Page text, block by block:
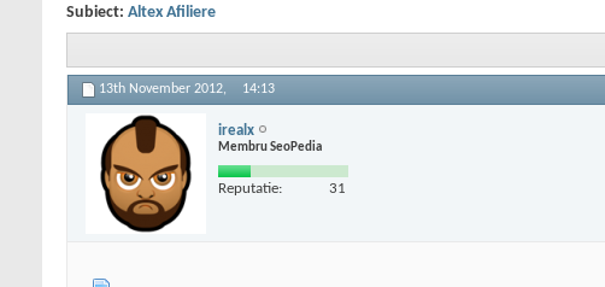
Subiect: Altex Afiliere
13th November 2012, 14:13
irealx
Membru SeoPedia
Reputatie: 31